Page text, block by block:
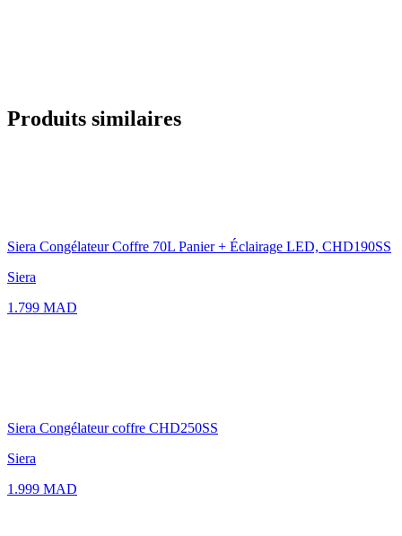
Produits similaires
Siera Congélateur Coffre 70L Panier + Éclairage LED, CHD190SS
Siera
1.799 MAD
Siera Congélateur coffre CHD250SS
Siera
1.999 MAD